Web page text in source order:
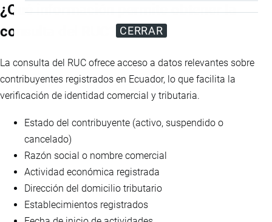
CERRAR
¿Qué información permite obtener la
consulta del RUC?
La consulta del RUC ofrece acceso a datos relevantes sobre
contribuyentes registrados en Ecuador, lo que facilita la
verificación de identidad comercial y tributaria.
Estado del contribuyente (activo, suspendido o
cancelado)
Razón social o nombre comercial
Actividad económica registrada
Dirección del domicilio tributario
Establecimientos registrados